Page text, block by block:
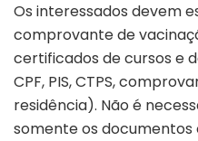
Os interessados devem
comprovante de
certificados de cursos e
CPF, PIS, CTPS,
residência). Não é
somente os documentos